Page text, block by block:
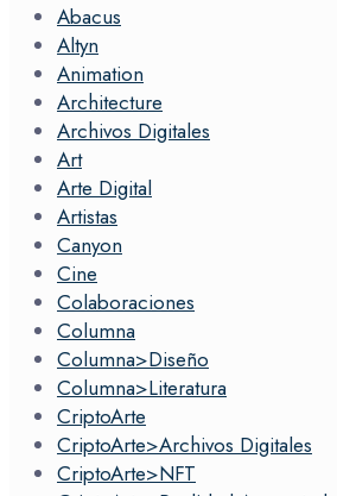
Abacus
Altyn
Animation
Architecture
Archivos Digitales
Art
Arte Digital
Artistas
Canyon
Cine
Colaboraciones
Columna
Columna>Diseño
Columna>Literatura
CriptoArte
CriptoArte>Archivos Digitales
CriptoArte>NFT